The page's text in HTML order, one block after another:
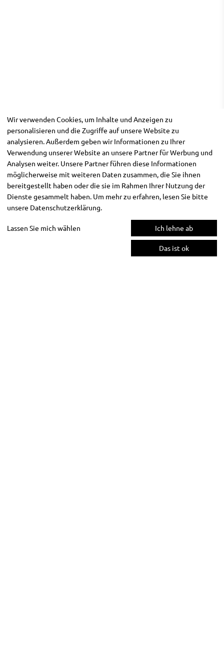
Wir verwenden Cookies, um Inhalte und Anzeigen zu
personalisieren und die Zugriffe auf unsere Website zu
analysieren. Außerdem geben wir Informationen zu Ihrer
Verwendung unserer Website an unsere Partner für Werbung und
Analysen weiter. Unsere Partner führen diese Informationen
möglicherweise mit weiteren Daten zusammen, die Sie ihnen
bereitgestellt haben oder die sie im Rahmen Ihrer Nutzung der
Dienste gesammelt haben. Um mehr zu erfahren, lesen Sie bitte
unsere Datenschutzerklärung.
Lassen Sie mich wählen Ich lehne ab
Das ist ok